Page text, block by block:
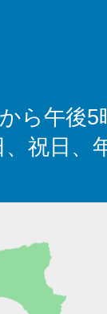
ら午後5
祝日、